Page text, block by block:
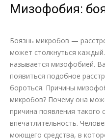
Мизофобия:
Боязнь микробов —
может столкнуться
называется мизофобией.
появиться подобное
бороться. Причины
микробов? Почему она
причина появления такого
впечатлительность.
моющего средства, в